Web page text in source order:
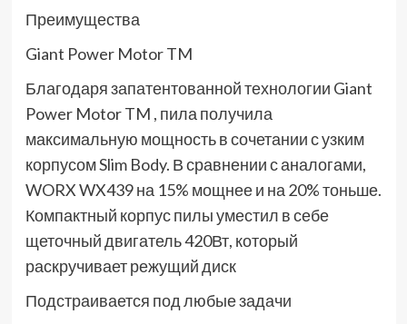
Преимущества
Giant Power Motor TM
Благодаря запатентованной технологии Giant
Power Motor TM , пила получила
максимальную мощность в сочетании с узким
корпусом Slim Body. В сравнении с аналогами,
WORX WX439 на 15% мощнее и на 20% тоньше.
Компактный корпус пилы уместил в себе
щеточный двигатель 420Вт, который
раскручивает режущий диск
Подстраивается под любые задачи